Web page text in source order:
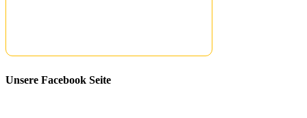
Unsere Facebook Seite